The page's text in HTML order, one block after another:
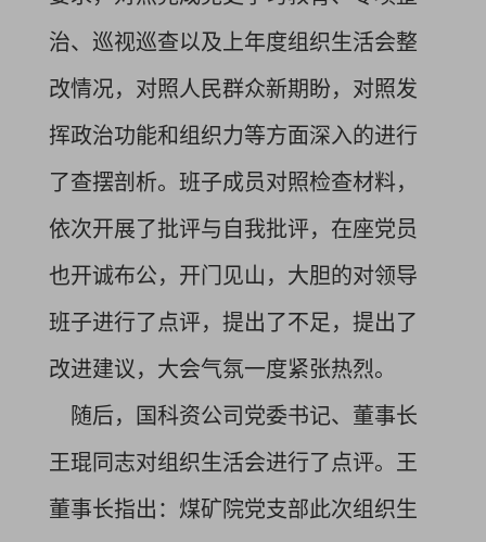
治、巡视巡查以及上年度组织生活会整
改情况，对照人民群众新期盼，对照发
挥政治功能和组织力等方面深入的进行
了查摆剖析。班子成员对照检查材料，
依次开展了批评与自我批评，在座党员
也开诚布公，开门见山，大胆的对领导
班子进行了点评，提出了不足，提出了
改进建议，大会气氛一度紧张热烈。
随后，国科资公司党委书记、董事长
王琨同志对组织生活会进行了点评。王
董事长指出：煤矿院党支部此次组织生